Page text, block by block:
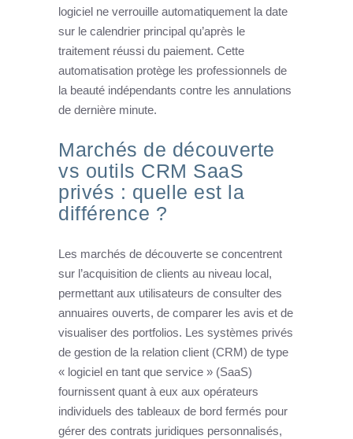
logiciel ne verrouille automatiquement la date
sur le calendrier principal qu’après le
traitement réussi du paiement. Cette
automatisation protège les professionnels de
la beauté indépendants contre les annulations
de dernière minute.
Marchés de découverte
vs outils CRM SaaS
privés : quelle est la
différence ?
Les marchés de découverte se concentrent
sur l’acquisition de clients au niveau local,
permettant aux utilisateurs de consulter des
annuaires ouverts, de comparer les avis et de
visualiser des portfolios. Les systèmes privés
de gestion de la relation client (CRM) de type
« logiciel en tant que service » (SaaS)
fournissent quant à eux aux opérateurs
individuels des tableaux de bord fermés pour
gérer des contrats juridiques personnalisés,